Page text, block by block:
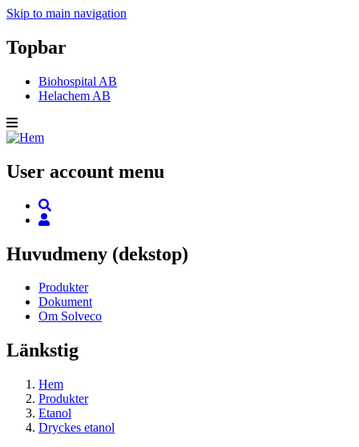
Skip to main navigation
Topbar
Biohospital AB
Helachem AB
User account menu
Huvudmeny (dekstop)
Produkter
Dokument
Om Solveco
Länkstig
Hem
Produkter
Etanol
Dryckes etanol